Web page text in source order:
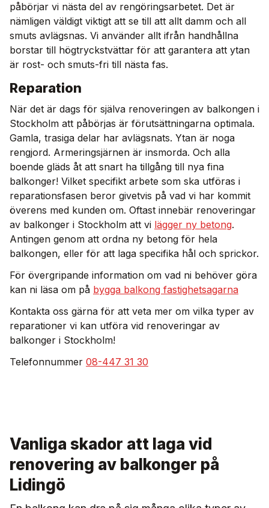
påbörjar vi nästa del av rengöringsarbetet. Det är
nämligen väldigt viktigt att se till att allt damm och all
smuts avlägsnas. Vi använder allt ifrån handhållna
borstar till högtryckstvättar för att garantera att ytan
är rost- och smuts-fri till nästa fas.
Reparation
När det är dags för själva renoveringen av balkongen i
Stockholm att påbörjas är förutsättningarna optimala.
Gamla, trasiga delar har avlägsnats. Ytan är noga
rengjord. Armeringsjärnen är insmorda. Och alla
boende gläds åt att snart ha tillgång till nya fina
balkonger! Vilket specifikt arbete som ska utföras i
reparationsfasen beror givetvis på vad vi har kommit
överens med kunden om. Oftast innebär renoveringar
av balkonger i Stockholm att vi lägger ny betong.
Antingen genom att ordna ny betong för hela
balkongen, eller för att laga specifika hål och sprickor.
För övergripande information om vad ni behöver göra
kan ni läsa om på bygga balkong fastighetsagarna
Kontakta oss gärna för att veta mer om vilka typer av
reparationer vi kan utföra vid renoveringar av
balkonger i Stockholm!
Telefonnummer 08-447 31 30
Vanliga skador att laga vid
renovering av balkonger på
Lidingö